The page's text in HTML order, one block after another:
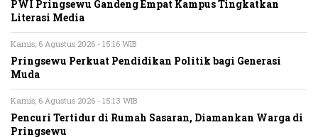
PWI Pringsewu Gandeng Empat Kampus Tingkatkan
Literasi Media
Kamis, 6 Agustus 2026 - 15:16 WIB
Pringsewu Perkuat Pendidikan Politik bagi Generasi
Muda
Kamis, 6 Agustus 2026 - 15:13 WIB
Pencuri Tertidur di Rumah Sasaran, Diamankan Warga di
Pringsewu